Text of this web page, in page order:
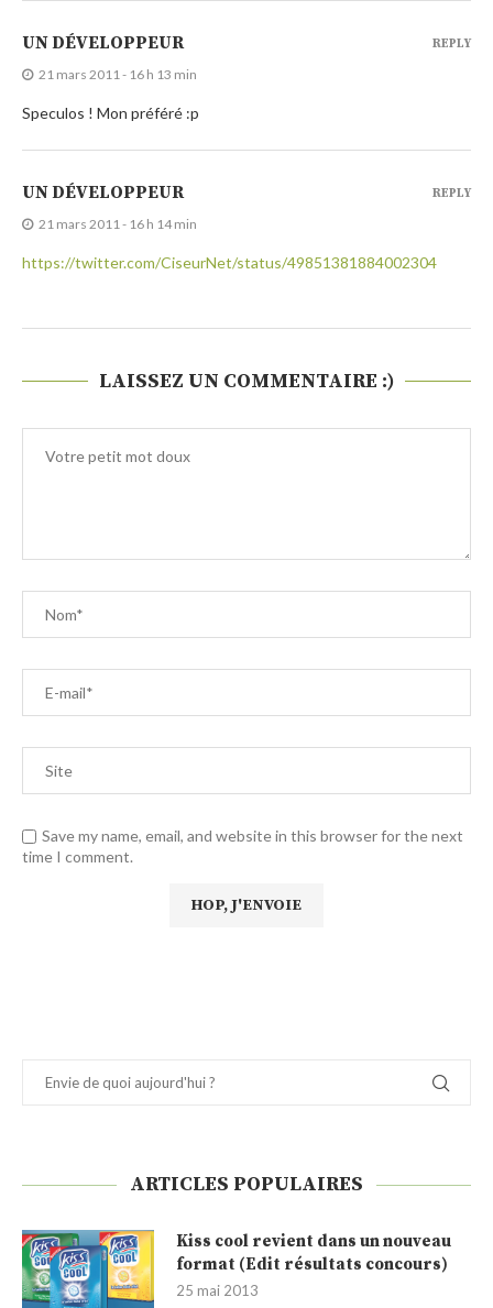
UN DÉVELOPPEUR
21 mars 2011 - 16 h 13 min
Speculos ! Mon préféré :p
REPLY
UN DÉVELOPPEUR
21 mars 2011 - 16 h 14 min
https://twitter.com/CiseurNet/status/49851381884002304
REPLY
LAISSEZ UN COMMENTAIRE :)
Save my name, email, and website in this browser for the next
time I comment.
ARTICLES POPULAIRES
Kiss cool revient dans un nouveau
format (Edit résultats concours)
25 mai 2013